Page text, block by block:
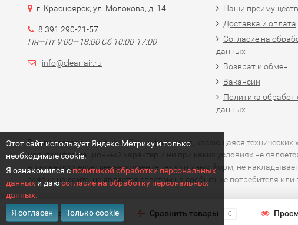
Этот сайт использует Яндекс.Метрику и только
необходимые cookie.
Я ознакомился с политикой обработки персональных
данных и даюсогласие на обработку персональных
данных.
Я согласен
Только cookie
г. Красноярск, ул. Молокова, д. 14
8 391 290-21-57
Пн—Пт 9:00—18:00 Сб 10:00-17:00
info@clear-air.ru
Наши
Доставка и оплата
Согласие на
данных
Возврат и обмен
Вакансии
Политика
данных
Вся представленная на сайте информация, касающаяся
носит информационный характер и ни при каких условиях не
а также последующее заполнение тех или иных форм, не
заявки на сайте, не является ответом на сообщение потребителя
Избранное 0 Сравнить товары 0